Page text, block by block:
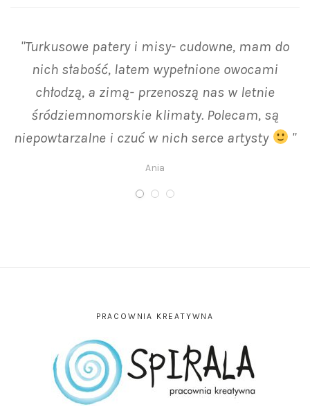
"Turkusowe patery i misy- cudowne, mam do
nich słabość, latem wypełnione owocami
chłodzą, a zimą- przenoszą nas w letnie
śródziemnomorskie klimaty. Polecam, są
niepowtarzalne i czuć w nich serce artysty
"
Ania
"Kurka kupiona w Spirali jest unikatowa, od
razu skradła serca domowników i gości. W
towarzystwie równie wyjątkowej czarnej owcy
Kropki prezentuje się uroczo. Takie cudeńka
tylko w Spirali - gorąco polecam."
Edyta
PRACOWNIA KREATYWNA